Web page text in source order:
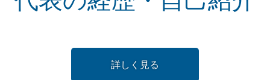
詳しく見る